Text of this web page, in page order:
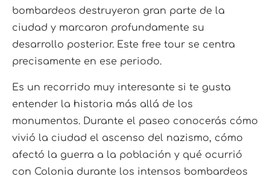
bombardeos destruyeron gran parte de la
ciudad y marcaron profundamente su
desarrollo posterior. Este free tour se centra
precisamente en ese periodo.
Es un recorrido muy interesante si te gusta
entender la historia más allá de los
monumentos. Durante el paseo conocerás cómo
vivió la ciudad el ascenso del nazismo, cómo
afectó la guerra a la población y qué ocurrió
con Colonia durante los intensos bombardeos